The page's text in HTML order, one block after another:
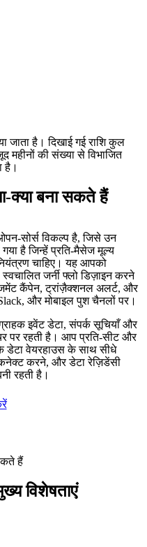
जाता है। दिखाई गई राशि कुल
महीनों की संख्या से विभाजित
है।
क्या बना सकते हैं
सोर्स विकल्प है, जिसे उन
गया है जिन्हें प्रति-मैसेज मूल्य
चाहिए। यह आपको
जर्नी फ्लो डिज़ाइन करने
कैंपेन, ट्रांज़ैक्शनल अलर्ट, और
और मोबाइल पुश चैनलों पर।
इवेंट डेटा, संपर्क सूचियाँ और
पर रहती है। आप प्रति-सीट और
वेयरहाउस के साथ सीधे
करने, और डेटा रेज़िडेंसी
रहती है।
विशेषताएं